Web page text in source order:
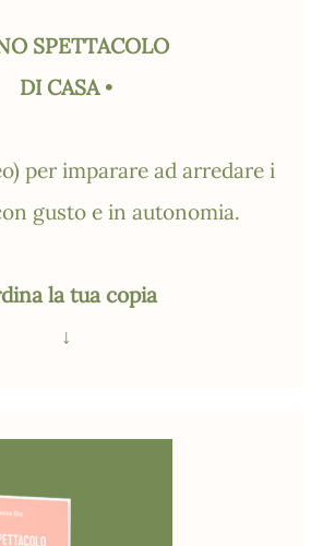
SPETTACOLO
DI CASA•
per imparare ad arredare i
gusto e in autonomia.
la tua copia
↓